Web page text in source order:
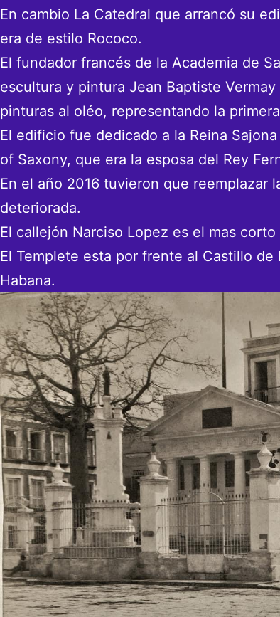
En cambio La Catedral que arrancó su
era de estilo Rococo.
El fundador francés de la Academia de
escultura y pintura Jean Baptiste
pinturas al oléo, representando la
El edificio fue dedicado a la Reina
of Saxony, que era la esposa del Rey
En el año 2016 tuvieron que reemplazar
deteriorada.
El callejón Narciso Lopez es el mas corto
El Templete esta por frente al Castillo de
Habana.